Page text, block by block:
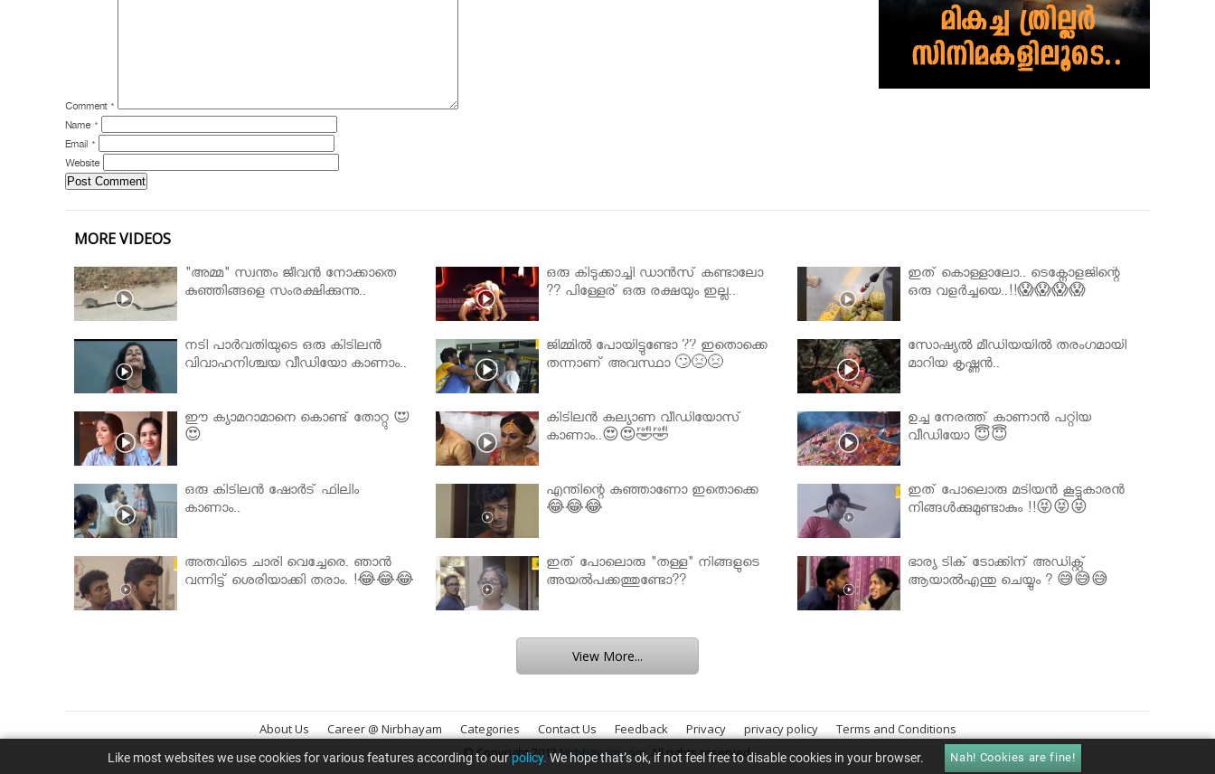
Comment *
Name *
Email *
Website
MORE VIDEOS
"അമ്മ" സ്വന്തം ജീവൻ നോക്കാതെ
കുഞ്ഞിങ്ങളെ സംരക്ഷിക്കുന്നു..
ഒരു കിടുക്കാച്ചി ഡാൻസ് കണ്ടാലോ
?? പിള്ളേര് ഒരു രക്ഷയും ഇല്ല..
ഇത് കൊള്ളാലോ.. ടെക്നോളജിന്റെ
ഒരു വളർച്ചയെ..!!😱😱😱😱
നടി പാർവതിയുടെ ഒരു കിടിലൻ
വിവാഹനിശ്ചയ വീഡിയോ കാണാം..
ജിമ്മിൽ പോയിട്ടുണ്ടോ ?? ഇതൊക്കെ
തന്നാണ് അവസ്ഥാ 🙄😣😣
സോഷ്യൽ മീഡിയയിൽ തരംഗമായി
മാറിയ കൃഷ്ണൻ..
ഈ ക്യാമറാമാനെ കൊണ്ട് തോറ്റു 😍
😍
കിടിലൻ കല്യാണ വീഡിയോസ്
കാണാം..😍😍🤣🤣
ഉച്ച നേരത്ത് കാണാൻ പറ്റിയ
വീഡിയോ 😇😇
ഒരു കിടിലൻ ഷോർട് ഫിലിം
കാണാം..
എന്തിന്റെ കുഞ്ഞാണോ ഇതൊക്കെ
😂😂😂
ഇത് പോലൊരു മടിയൻ കൂട്ടുകാരൻ
നിങ്ങൾക്കുമുണ്ടാകും !!😝😝😝
അതവിടെ ചാരി വെച്ചേരെ. ഞാൻ
വന്നിട്ട് ശെരിയാക്കി തരാം. !😂😂😂
ഇത് പോലൊരു "തള്ള" നിങ്ങളുടെ
അയല്‍പക്കത്തുണ്ടോ??
ഭാര്യ ടിക് ടോക്കിന് അഡിക്റ്റ്
ആയാൽഎന്തു ചെയ്യും ? 😅😅😅
View More...
About Us Career @ Nirbhayam Categories Contact Us Feedback Privacy privacy policy
Terms and Conditions
© Copyright 2013Nirbhayam.com. All rights reserved.
Like most websites we use cookies for various features according to ourpolicy.We hope that’s ok, if not feel free to disable cookies in your browser. Nah! Cookies are fine!